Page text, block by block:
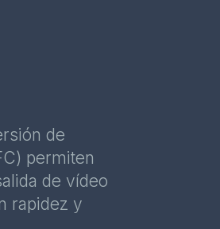
de
permiten
de vídeo
rapidez y